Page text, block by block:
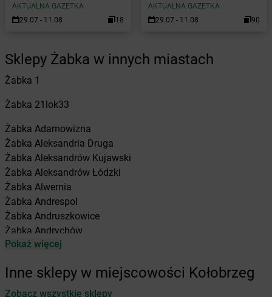
AKTUALNA GAZETKA
29.07 - 11.08
18
AKTUALNA GAZETKA
29.07 - 11.08
90
Sklepy Żabka w innych miastach
Żabka 1
Żabka 21lok33
Żabka Adamowizna
Żabka Aleksandria Druga
Żabka Aleksandrów Kujawski
Żabka Aleksandrów Łódzki
Żabka Alwernia
Żabka Andrespol
Żabka Andruszkowice
Żabka Andrychów
Żabka Antonie
Żabka Automat
Pokaż więcej
Inne sklepy w miejscowości Kołobrzeg
Zobacz wszystkie sklepy